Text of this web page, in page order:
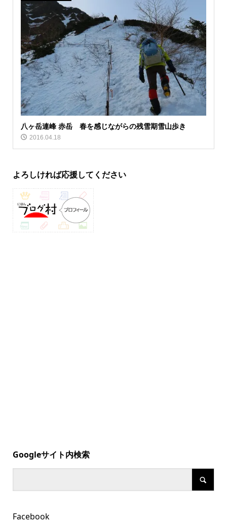
八ヶ岳連峰 赤岳 春を感じながらの残雪期雪山歩き
2016.04.18
よろしければ応援してください
Googleサイト内検索
Facebook